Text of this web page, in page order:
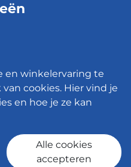
en winkelervaring te
cookies. Hier vind je
en hoe je ze kan
Alle cookies
accepteren